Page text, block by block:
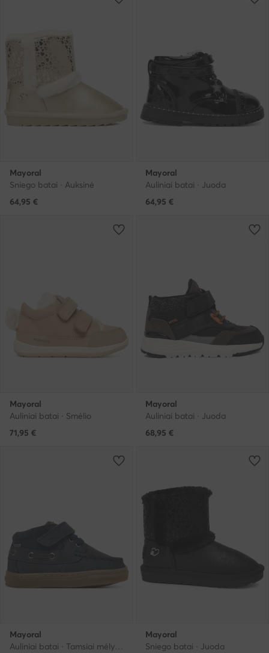
Mayoral
Sniego batai · Auksinė
64,95 €
Mayoral
Auliniai batai · Juoda
64,95 €
Mayoral
Auliniai batai · Smėlio
71,95 €
Mayoral
Auliniai batai · Juoda
68,95 €
Mayoral
Auliniai batai · Tamsiai mėlyna
Mayoral
Sniego batai · Juoda